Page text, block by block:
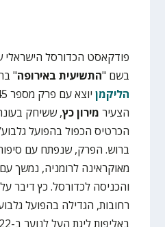
פודקאסט הכדורסל
בשם "התשיעית באירופה"
הליקמן
הצעיר מירון כץ, ששיחק
הכרטיס הכפול בהפועל גלבוע/
ברוש. הפרק, שנפתח עם
מאוקראינה לרומניה, נמשך
והכניסה לכדורסל. כץ דיבר
רחובות, הגדילה בהפועל